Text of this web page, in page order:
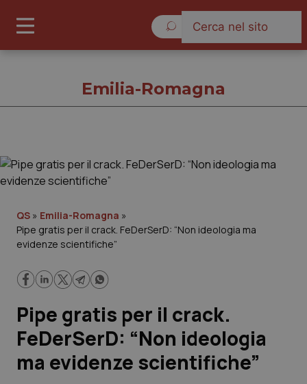
Governo e Parlamento
Regioni e Asl
Lavoro e Professioni
Scienza e Farmaci
Studi e Analisi
Emilia-Romagna
QS » Emilia-Romagna »
Pipe gratis per il crack. FeDerSerD: “Non ideologia ma
evidenze scientifiche”
Pipe gratis per il crack.
FeDerSerD: “Non ideologia
ma evidenze scientifiche”